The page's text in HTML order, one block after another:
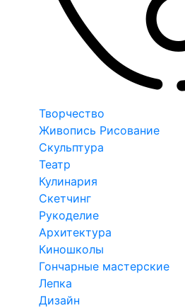
Творчество
Живопись Рисование
Скульптура
Театр
Кулинария
Скетчинг
Рукоделие
Архитектура
Киношколы
Гончарные мастерские
Лепка
Дизайн